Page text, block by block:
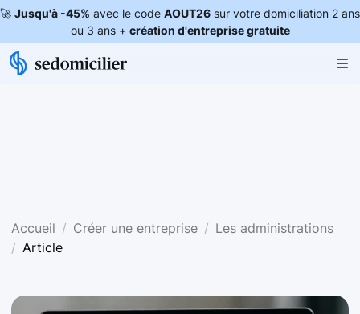
🚀 Jusqu'à -45% avec le code AOUT26 sur votre domiciliation 2 ans
ou 3 ans + création d'entreprise gratuite
Accueil Créer une entreprise
Les administrations
Article